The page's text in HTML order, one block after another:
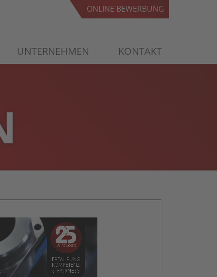
ONLINE BEWERBUNG
UNTERNEHMEN KONTAKT
ONLINE BEWERBUNG